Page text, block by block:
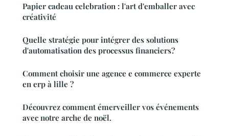
Papier cadeau celebration : l'art d'emballer avec
créativité
Quelle stratégie pour intégrer des solutions
d'automatisation des processus financiers?
Comment choisir une agence e commerce experte
en erp à lille ?
Découvrez comment émerveiller vos événements
avec notre arche de noël.